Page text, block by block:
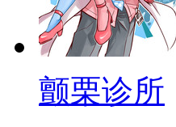
颤栗诊所